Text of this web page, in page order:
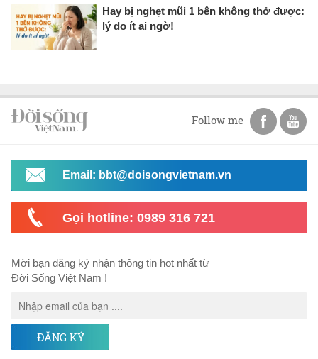
Hay bị nghẹt mũi 1 bên không thở được:
lý do ít ai ngờ!
Follow me
Email: bbt@doisongvietnam.vn
Gọi hotline: 0989 316 721
Mời bạn đăng ký nhận thông tin hot nhất từ
Đời Sống Việt Nam !
ĐĂNG KÝ